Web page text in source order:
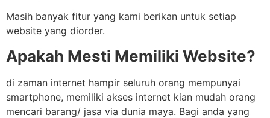
Masih banyak fitur yang kami berikan untuk setiap
website yang diorder.
Apakah Mesti Memiliki Website?
di zaman internet hampir seluruh orang mempunyai
smartphone, memiliki akses internet kian mudah orang
mencari barang/ jasa via dunia maya. Bagi anda yang